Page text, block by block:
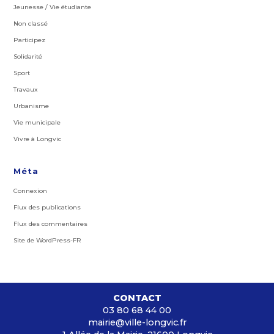
Jeunesse / Vie étudiante
Non classé
Participez
Solidarité
Sport
Travaux
Urbanisme
Vie municipale
Vivre à Longvic
Méta
Connexion
Flux des publications
Flux des commentaires
Site de WordPress-FR
CONTACT
03 80 68 44 00
mairie@ville-longvic.fr